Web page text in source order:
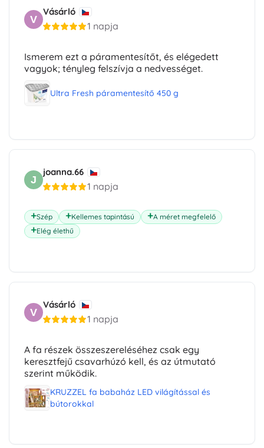
V
Vásárló
1 napja
Ismerem ezt a páramentesítőt, és elégedett
vagyok; tényleg felszívja a nedvességet.
Ultra Fresh páramentesítő 450 g
J
joanna.66
1 napja
Szép Kellemes tapintású
A méret megfelelő
Elég élethű
V
Vásárló
1 napja
A fa részek összeszereléséhez csak egy
keresztfejű csavarhúzó kell, és az útmutató
szerint működik.
KRUZZEL fa babaház LED világítással és
bútorokkal